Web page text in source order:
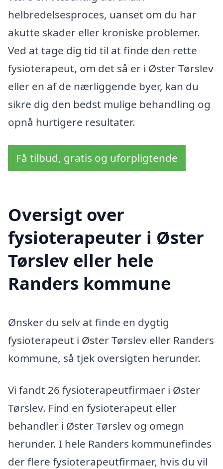
helbredelsesproces, uanset om du har
akutte skader eller kroniske problemer.
Ved at tage dig tid til at finde den rette
fysioterapeut, om det så er i Øster Tørslev
eller en af de nærliggende byer, kan du
sikre dig den bedst mulige behandling og
opnå hurtigere resultater.
Få tilbud, gratis og uforpligtende
Oversigt over
fysioterapeuter i Øster
Tørslev eller hele
Randers kommune
Ønsker du selv at finde en dygtig
fysioterapeut i Øster Tørslev eller Randers
kommune, så tjek oversigten herunder.
Vi fandt 26 fysioterapeutfirmaer i Øster
Tørslev. Find en fysioterapeut eller
behandler i Øster Tørslev og omegn
herunder. I hele Randers kommunefindes
der flere fysioterapeutfirmaer, hvis du vil